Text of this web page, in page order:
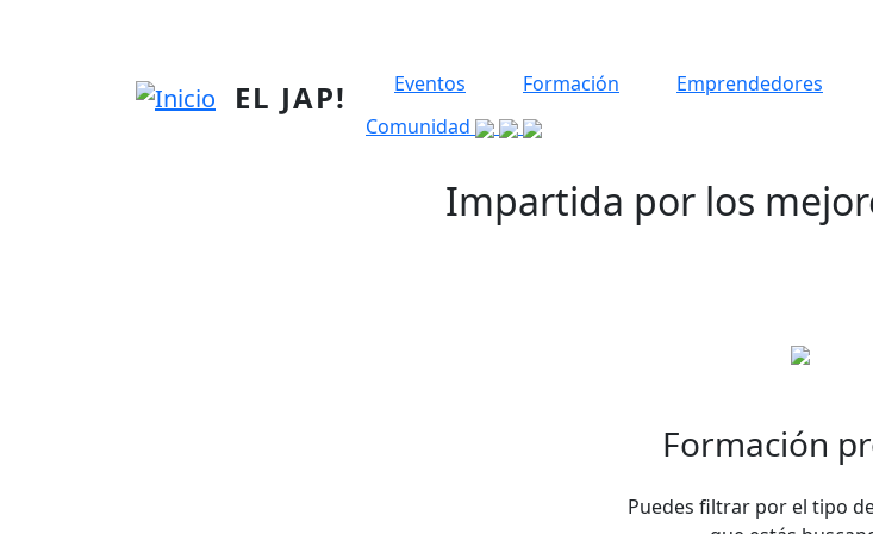
EL JAP! Eventos Formación Emprendedores
Comunidad
Impartida por los
Formación
Puedes filtrar por el tipo